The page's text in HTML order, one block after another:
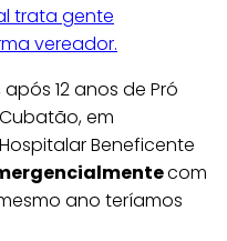
trata gente
vereador.
12 anos de Pró
em
Beneficente
com
ano teríamos